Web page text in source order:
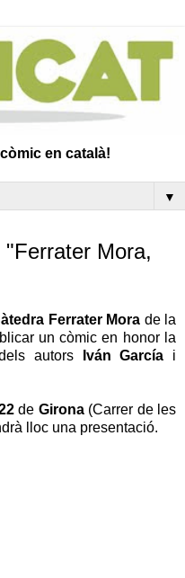
en català!
▼
Mora,
Ferrater Mora de la
un còmic en honor la
autors Iván García i
de Girona(Carrer de les
lloc una presentació.